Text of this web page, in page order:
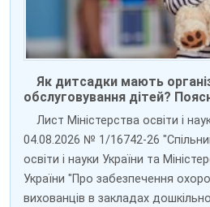
Як дитсадки мають
обслуговування дітей?
Лист Міністерства освіти і
04.08.2026 № 1/16742-26
освіти і науки України та
України "Про забезпечення
вихованців в закладах